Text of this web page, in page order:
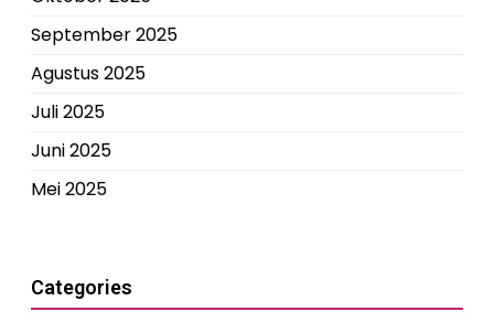
September 2025
Agustus 2025
Juli 2025
Juni 2025
Mei 2025
Categories